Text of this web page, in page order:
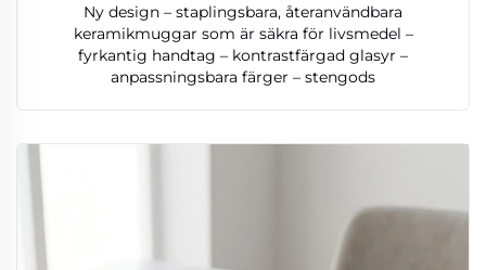
Ny design – staplingsbara, återanvändbara
keramikmuggar som är säkra för livsmedel –
fyrkantig handtag – kontrastfärgad glasyr –
anpassningsbara färger – stengods